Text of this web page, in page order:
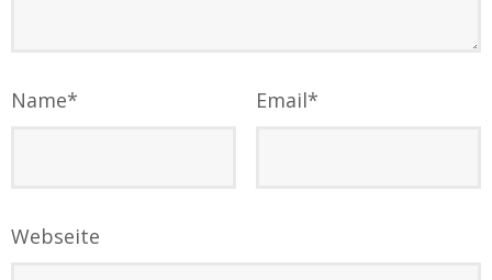
Name* Email*
Webseite